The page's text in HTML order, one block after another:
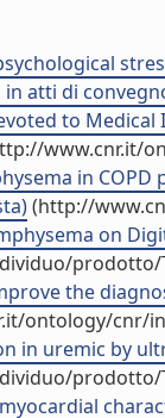
atti di
to Medical
www.cnr.it/
in
(http://
on
prodotto/
the
ontology/cnr/
in uremic by
prodotto/